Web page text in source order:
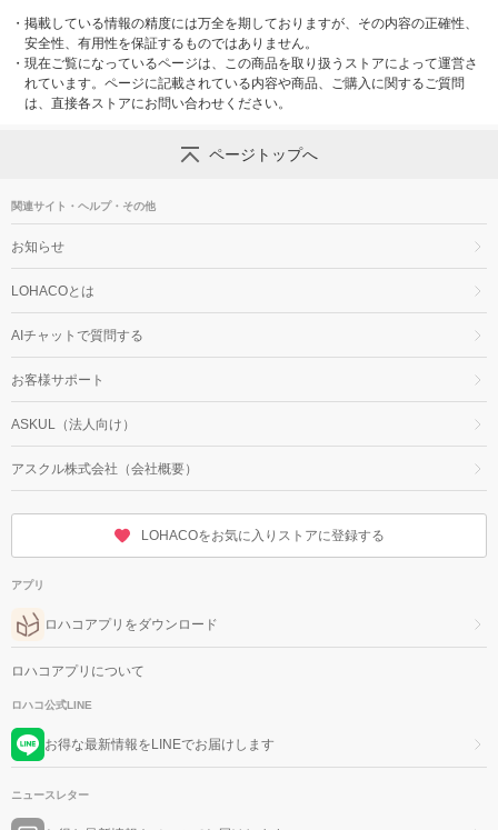
・ 掲載している情報の精度には万全を期しておりますが、その内容の正確性、
安全性、有用性を保証するものではありません。
・ 現在ご覧になっているページは、この商品を取り扱うストアによって運営さ
れています。ページに記載されている内容や商品、ご購入に関するご質問
は、直接各ストアにお問い合わせください。
ページトップへ
関連サイト・ヘルプ・その他
お知らせ
LOHACOとは
AIチャットで質問する
お客様サポート
ASKUL（法人向け）
アスクル株式会社（会社概要）
LOHACOをお気に入りストアに登録する
アプリ
ロハコアプリをダウンロード
ロハコアプリについて
ロハコ公式LINE
お得な最新情報をLINEでお届けします
ニュースレター